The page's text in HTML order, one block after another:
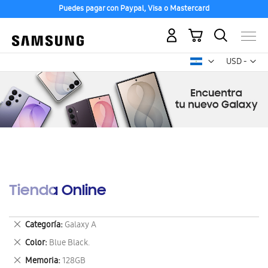
Puedes pagar con Paypal, Visa o Mastercard
USD -
dólar
Mi carrito
Tienda Online
Categoría Galaxy A
Eliminar
este
artículo
Color Blue Black.
Eliminar
este
Memoria 128GB
Eliminar